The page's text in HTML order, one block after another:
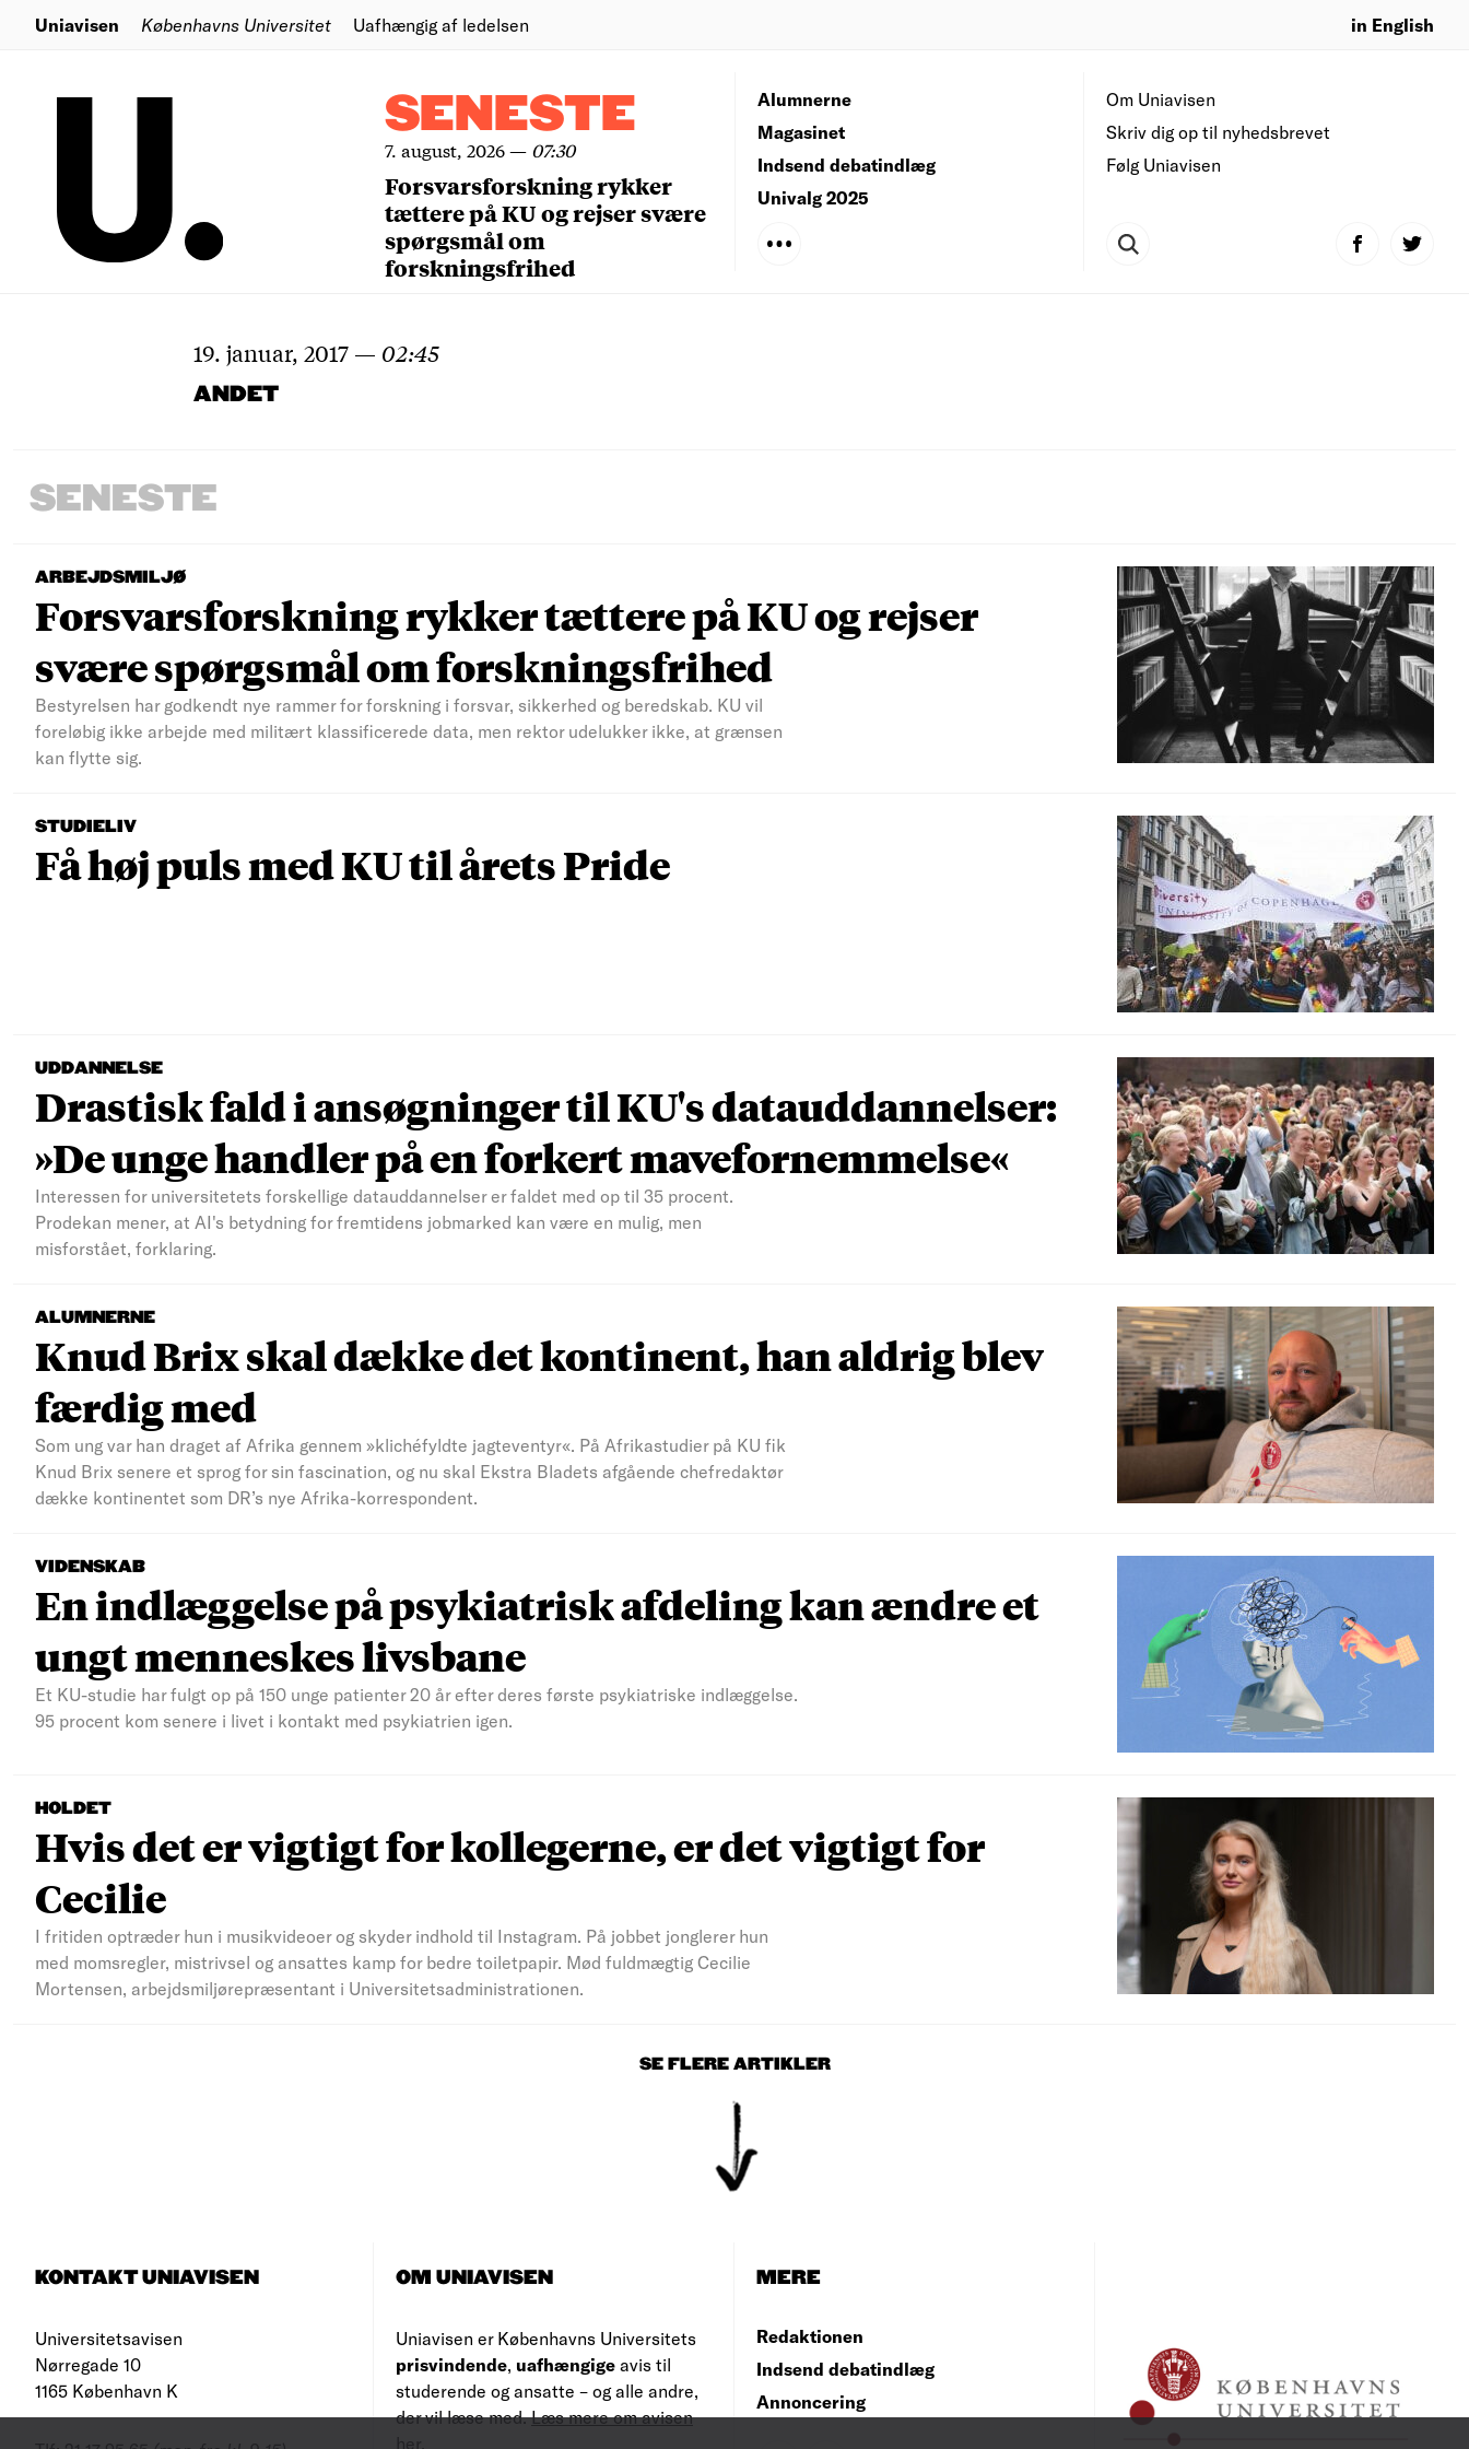
Uniavisen Københavns Universitet Uafhængig af ledelsen in English
SENESTE
7. august, 2026— 07:30
Forsvarsforskning rykker
tættere på KU og rejser svære
spørgsmål om
forskningsfrihed
Om Uniavisen
Skriv dig op til nyhedsbrevet
Følg Uniavisen
Alumnerne
Magasinet
Indsend debatindlæg
Univalg 2025
19. januar, 2017 — 02:45
ANDET
SENESTE
ARBEJDSMILJØ
Forsvarsforskning rykker tættere på KU og rejser
svære spørgsmål om forskningsfrihed
Bestyrelsen har godkendt nye rammer for forskning i forsvar, sikkerhed og beredskab. KU vil
foreløbig ikke arbejde med militært klassificerede data, men rektor udelukker ikke, at grænsen
kan flytte sig.
STUDIELIV
Få høj puls med KU til årets Pride
UDDANNELSE
Drastisk fald i ansøgninger til KU's datauddannelser:
»De unge handler på en forkert mavefornemmelse«
Interessen for universitetets forskellige datauddannelser er faldet med op til 35 procent.
Prodekan mener, at AI's betydning for fremtidens jobmarked kan være en mulig, men
misforstået, forklaring.
ALUMNERNE
Knud Brix skal dække det kontinent, han aldrig blev
færdig med
Som ung var han draget af Afrika gennem »klichéfyldte jagteventyr«. På Afrikastudier på KU fik
Knud Brix senere et sprog for sin fascination, og nu skal Ekstra Bladets afgående chefredaktør
dække kontinentet som DR’s nye Afrika-korrespondent.
VIDENSKAB
En indlæggelse på psykiatrisk afdeling kan ændre et
ungt menneskes livsbane
Et KU-studie har fulgt op på 150 unge patienter 20 år efter deres første psykiatriske indlæggelse.
95 procent kom senere i livet i kontakt med psykiatrien igen.
HOLDET
Hvis det er vigtigt for kollegerne, er det vigtigt for
Cecilie
I fritiden optræder hun i musikvideoer og skyder indhold til Instagram. På jobbet jonglerer hun
med momsregler, mistrivsel og ansattes kamp for bedre toiletpapir. Mød fuldmægtig Cecilie
Mortensen, arbejdsmiljørepræsentant i Universitetsadministrationen.
SE FLERE ARTIKLER
KONTAKT UNIAVISEN
Universitetsavisen
Nørregade 10
1165 København K
OM UNIAVISEN
Uniavisen er Københavns Universitets
prisvindende, uafhængige avis til
studerende og ansatte – og alle andre,
der vil læse med.Læs mere om avisen
her
MERE
Redaktionen
Indsend debatindlæg
Annoncering